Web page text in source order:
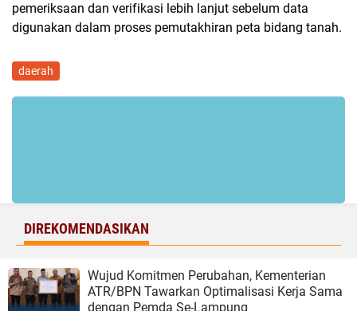
pemeriksaan dan verifikasi lebih lanjut sebelum data
digunakan dalam proses pemutakhiran peta bidang tanah.
daerah
DIREKOMENDASIKAN
Wujud Komitmen Perubahan, Kementerian
ATR/BPN Tawarkan Optimalisasi Kerja Sama
dengan Pemda Se-Lampung